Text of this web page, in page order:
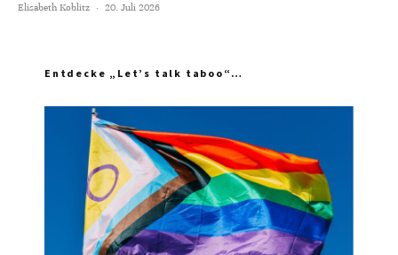
Elisabeth Koblitz · 20. Juli 2026
Entdecke „Let’s talk taboo“…